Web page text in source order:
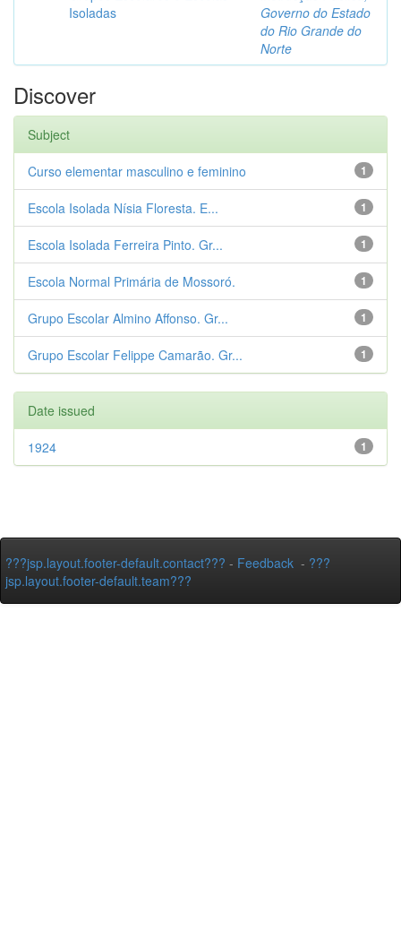
Isoladas
Governo do Estado
do Rio Grande do
Norte
Discover
Subject
1
Curso elementar masculino e feminino
1
Escola Isolada Nísia Floresta. E...
1
Escola Isolada Ferreira Pinto. Gr...
1
Escola Normal Primária de Mossoró.
1
Grupo Escolar Almino Affonso. Gr...
1
Grupo Escolar Felippe Camarão. Gr...
Date issued
1
1924
???jsp.layout.footer-default.contact??? - Feedback - ???
jsp.layout.footer-default.team???